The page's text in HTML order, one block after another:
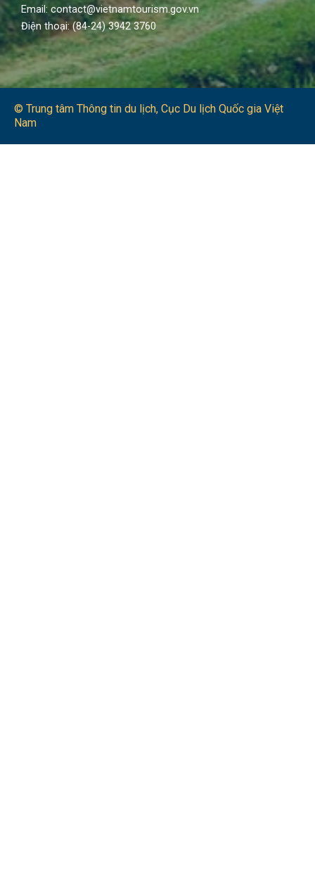
Email: contact@vietnamtourism.gov.vn
Điện thoại: (84-24) 3942 3760
© Trung tâm Thông tin du lịch​, Cục Du lịch Quốc gia Việt
Nam